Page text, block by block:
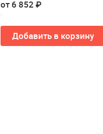
от 6 852 ₽
Добавить в корзину